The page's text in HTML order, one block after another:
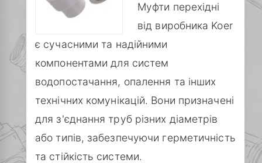
Муфти перехідні
від виробника Koer
є сучасними та надійними
компонентами для систем
водопостачання, опалення та інших
технічних комунікацій. Вони призначені
для з'єднання труб різних діаметрів
або типів, забезпечуючи герметичність
та стійкість системи.